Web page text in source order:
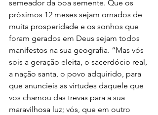
semeador da boa semente. Que os
próximos 12 meses sejam ornados de
muita prosperidade e os sonhos que
foram gerados em Deus sejam todos
manifestos na sua geografia. “Mas vós
sois a geração eleita, o sacerdócio real,
a nação santa, o povo adquirido, para
que anuncieis as virtudes daquele que
vos chamou das trevas para a sua
maravilhosa luz; vós, que em outro